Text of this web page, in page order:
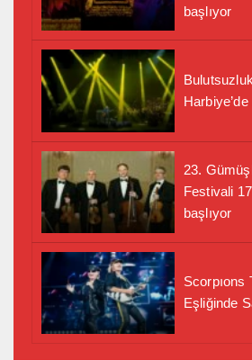
başlıyor
23.
Festivali
başlıyor
Scorpıons Türk Bayrağı
Eşliğinde